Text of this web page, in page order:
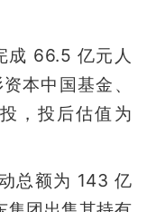
成 66.5 亿元人
本中国基金、
，投后估值为
总额为 143 亿